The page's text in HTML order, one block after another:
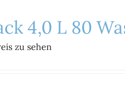
4,0 L 80
zu sehen